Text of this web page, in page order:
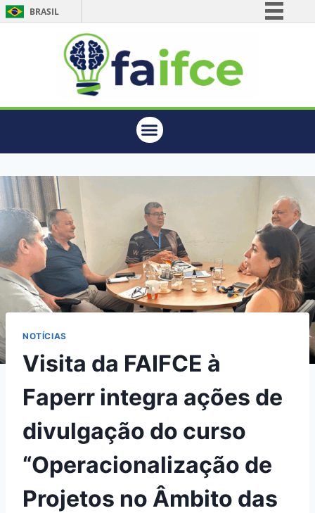
BRASIL
Participe
NOTÍCIAS
Visita da FAIFCE à
Faperr integra ações de
divulgação do curso
“Operacionalização de
Projetos no Âmbito das